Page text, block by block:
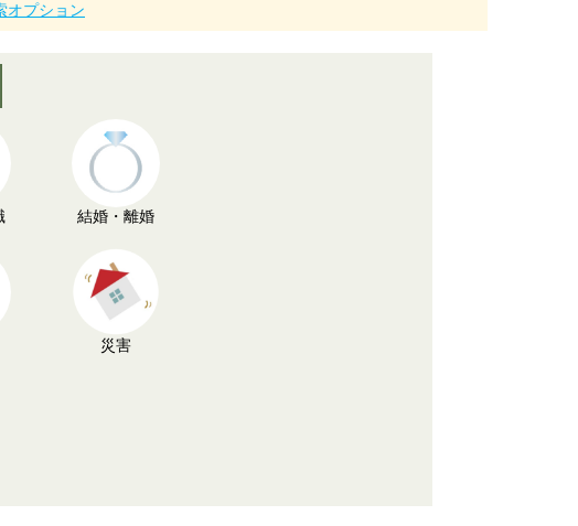
プション
結婚・離婚
災害